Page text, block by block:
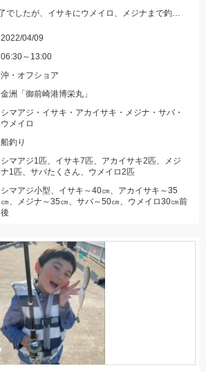
本命シマアジは小型で終了でしたが、イサキにウメイロ、メジナまで釣れる魚がすべてうまいです(^^♪
2022/04/09
06:30～13:00
沖・オフショア
金洲「御前崎港博栄丸」
シマアジ・イサキ・アカイサキ・メジナ・サバ・
ウメイロ
船釣り
シマアジ1匹、イサキ7匹、アカイサキ2匹、メジ
ナ1匹、サバたくさん、ウメイロ2匹
シマアジ小型、イサキ～40㎝、アカイサキ～35
㎝、メジナ～35㎝、サバ～50㎝、ウメイロ30㎝前
後